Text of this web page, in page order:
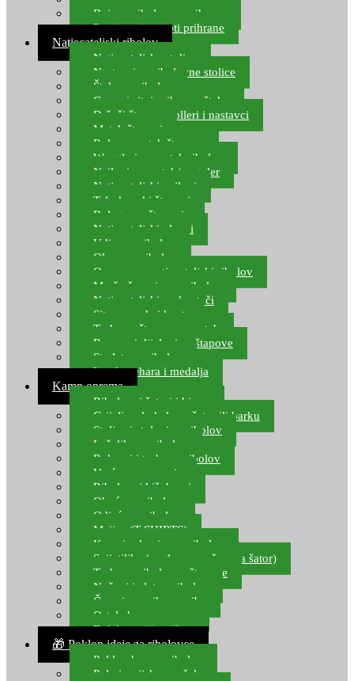
Boje za ribolovnu prihranu
Provjereni recepti prihrane
Natjecateljski ribolov
Natjecateljske stolice
Nastavci za ribolovne stolice
Šteke za ribolov
Gume i sitni pribor za šteku
Držači štapova rolleri i nastavci
Match štapovi
Role za match štapove
Waggleri za match ribolov
Najloni za match/waggler
Natjecateljski najloni
Teleskopski štapovi
Bolognese štapovi
Natjecateljski plovci
Udice za ribolov
Olovo za ribolov
Oprema za natjecateljski ribolov
Mreže čuvarice za ribolov
Natjecateljski podmetači
Sito, posude i kante
Torbe za štapove – match
Rezervni dijelovi za štapove
Starlete za ribolov
Izrada pehara i medalja
Kamp oprema
Ribolovni šatori i bivvy
Grijalice, kuhala za šator ili barku
Stolice i stolovi za ribolov
Ležaljke za ribolov
Ruksaci i torbe za ribolov
Vreće za spavanje
Ribolovni kišobrani
Obuća za ribolov
Odjeća za ribolov
Majice (T-SHIRTS)
Kape i rukavice za ribolov
Svijetiljke (naglavne, ručne, za šator)
Torbe za ribolovne štapove
Noževi i alat za ribolov
Čamci za prihranu ribe
Ostala kamp oprema
Dalekozori i optika
🎁 Poklon ideje za ribolovce
Poklon bon za ribolov
Polarizacijske naočale